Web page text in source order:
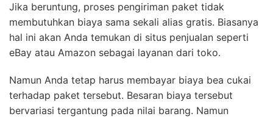
Jika beruntung, proses pengiriman paket tidak
membutuhkan biaya sama sekali alias gratis. Biasanya
hal ini akan Anda temukan di situs penjualan seperti
eBay atau Amazon sebagai layanan dari toko.
Namun Anda tetap harus membayar biaya bea cukai
terhadap paket tersebut. Besaran biaya tersebut
bervariasi tergantung pada nilai barang. Namun